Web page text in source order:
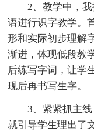
2、教学中，
语进行识字教学。
形和实际初步理解
渐进，体现低段教
后练写字词，让学
现后再书写生字。
3、紧紧抓主
就引导学生理出了